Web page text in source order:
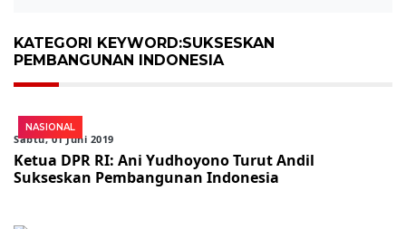
KATEGORI KEYWORD:SUKSESKAN
PEMBANGUNAN INDONESIA
NASIONAL
Sabtu, 01 Juni 2019
Ketua DPR RI: Ani Yudhoyono Turut Andil
Sukseskan Pembangunan Indonesia